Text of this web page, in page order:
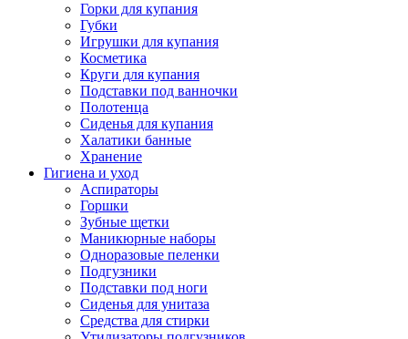
Горки для купания
Губки
Игрушки для купания
Косметика
Круги для купания
Подставки под ванночки
Полотенца
Сиденья для купания
Халатики банные
Хранение
Гигиена и уход
Аспираторы
Горшки
Зубные щетки
Маникюрные наборы
Одноразовые пеленки
Подгузники
Подставки под ноги
Сиденья для унитаза
Средства для стирки